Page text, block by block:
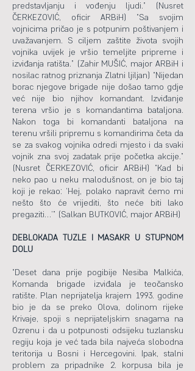
predstavljanju i vođenju ljudi.” (Nusret
ČERKEZOVIĆ, oficir ARBiH) “Sa svojim
vojnicima pričao je s potpunim poštivanjem i
uvažavanjem. S ciljem zaštite života svojih
vojnika uvijek je vršio temeljite pripreme i
izviđanja ratišta.” (Zahir MUŠIĆ, major ARBiH i
nosilac ratnog priznanja Zlatni ljiljan) “Nijedan
borac njegove brigade nije došao tamo gdje
već nije bio njihov komandant. Izviđanje
terena vršio je s komandantima bataljona.
Nakon toga bi komandanti bataljona na
terenu vršili pripremu s komandirima četa da
se za svakog vojnika odredi mjesto i da svaki
vojnik zna svoj zadatak prije početka akcije.”
(Nusret ČERKEZOVIĆ, oficir ARBiH) “Kad bi
neko pao u neku malodušnost, on je bio taj
koji je rekao: ‘Hej, polako napravit ćemo mi
nešto što će vrijediti, što neće biti lako
pregaziti…’” (Salkan BUTKOVIĆ, major ARBiH)
DEBLOKADA TUZLE I MASAKR U STUPNOM
DOLU
“Deset dana prije pogibije Nesiba Malkića,
Komanda brigade izviđala je teočansko
ratište. Plan neprijatelja krajem 1993. godine
bio je da se preko Olova, dolinom rijeke
Krivaje, spoji s neprijateljskim snagama na
Ozrenu i da u potpunosti odsijeku tuzlansku
regiju koja je već tada bila najveća slobodna
teritorija u Bosni i Hercegovini. Ipak, stalni
problem za pripadnike 2. korpusa bila je